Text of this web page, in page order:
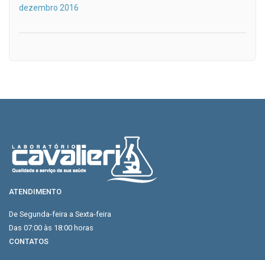
dezembro 2016
ATENDIMENTO
De Segunda-feira a Sexta-feira
Das 07:00 às 18:00 horas
CONTATOS